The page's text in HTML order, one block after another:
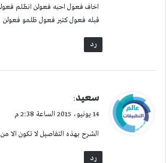
اخاف فعول احبه فعولن انظلم
قبله فعول كتير فعول ظلمو فعولن
رد
ي
ل
سعيد:
14 يونيو، 2015 الساعة 2:38 م
الشرح بهذه التفاصيل لا تكون الا
رد